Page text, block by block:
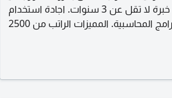
القصيم محاسب عام الشروط خبرة لا تقل عن 3 سنوات. اجادة استخدام
الكمبيوتر. اجادة العمل على البرامج المحاسبية. المميزات الراتب من 2500